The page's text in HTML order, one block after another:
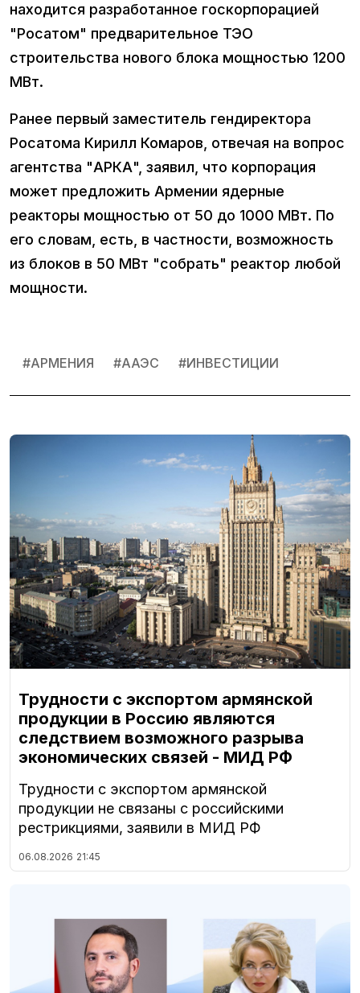
находится разработанное госкорпорацией
"Росатом" предварительное ТЭО
строительства нового блока мощностью 1200
МВт.
Ранее первый заместитель гендиректора
Росатома Кирилл Комаров, отвечая на вопрос
агентства "АРКА", заявил, что корпорация
может предложить Армении ядерные
реакторы мощностью от 50 до 1000 МВт. По
его словам, есть, в частности, возможность
из блоков в 50 МВт "собрать" реактор любой
мощности.
#АРМЕНИЯ #ААЭС #ИНВЕСТИЦИИ
Трудности с экспортом армянской
продукции в Россию являются
следствием возможного разрыва
экономических связей - МИД РФ
Трудности с экспортом армянской
продукции не связаны с российскими
рестрикциями, заявили в МИД РФ
06.08.2026 21:45